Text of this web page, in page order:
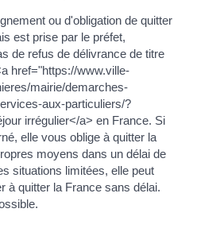
ou d'obligation de quitter
est prise par le préfet,
de refus de délivrance de titre
href="https://www.ville-
mairie/demarches-
aux-particuliers/?
irrégulier</a> en France. Si
elle vous oblige à quitter la
moyens dans un délai de
situations limitées, elle peut
à quitter la France sans délai.